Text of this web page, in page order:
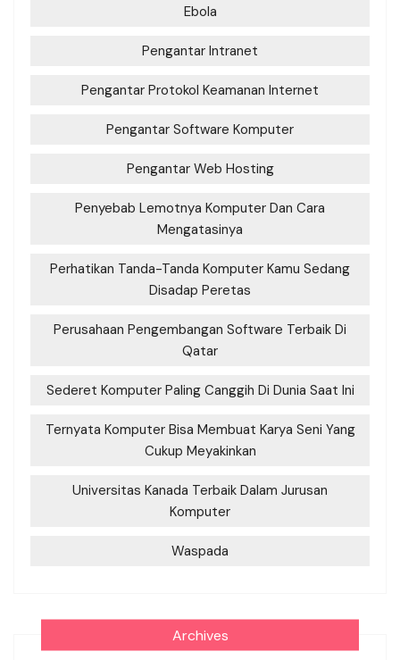
Ebola
Pengantar Intranet
Pengantar Protokol Keamanan Internet
Pengantar Software Komputer
Pengantar Web Hosting
Penyebab Lemotnya Komputer Dan Cara
Mengatasinya
Perhatikan Tanda-Tanda Komputer Kamu Sedang
Disadap Peretas
Perusahaan Pengembangan Software Terbaik Di
Qatar
Sederet Komputer Paling Canggih Di Dunia Saat Ini
Ternyata Komputer Bisa Membuat Karya Seni Yang
Cukup Meyakinkan
Universitas Kanada Terbaik Dalam Jurusan
Komputer
Waspada
Archives